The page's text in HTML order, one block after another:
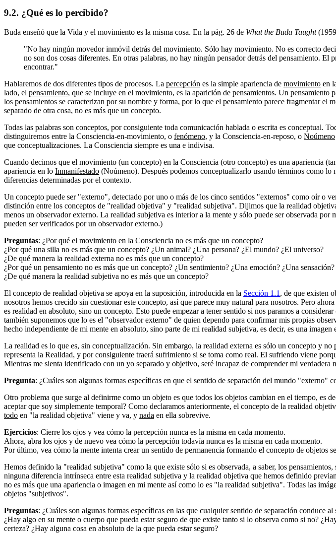
9.2. ¿Qué es lo percibido?
Buda enseñó que la Vida y el movimiento es la misma cosa. En la pág. 26 de What the Buda Taught
"No hay ningún movedor inmóvil detrás del movimiento. Sólo hay movimiento. No es correcto
no son dos cosas diferentes. En otras palabras, no hay ningún pensador detrás del pensamiento.
encontrar."
Hablaremos de dos diferentes tipos de procesos. La percepción es la simple apariencia de movimiento en
lado, el pensamiento, que se incluye en el movimiento, es la aparición de pensamientos. Un
los pensamientos se caracterizan por su nombre y forma, por lo que el pensamiento parece fragmentar el
separado de otra cosa, no es más que un concepto.
Todas las palabras son conceptos, por consiguiente toda comunicación hablada o escrita es conceptual.
distinguiremos entre la Consciencia-en-movimiento, o fenómeno, y la Consciencia-en-reposo, o Noúmeno
que conceptualizaciones. La Consciencia siempre es una e indivisa.
Cuando decimos que el movimiento (un concepto) en la Consciencia (otro concepto) es una apariencia
apariencia en lo Inmanifestado (Noúmeno). Después podemos conceptualizarlo usando términos como
diferencias determinadas por el contexto.
Un concepto puede ser "externo", detectado por uno o más de los cinco sentidos "externos" como oír o
distinción entre los conceptos de "realidad objetiva" y "realidad subjetiva". Dijimos que la realidad
menos un observador externo. La realidad subjetiva es interior a la mente y sólo puede ser observada
pueden ser verificados por un observador externo.)
Preguntas: ¿Por qué el movimiento en la Consciencia no es más que un concepto?
¿Por qué una silla no es más que un concepto? ¿Un animal? ¿Una persona? ¿El mundo? ¿El universo?
¿De qué manera la realidad externa no es más que un concepto?
¿Por qué un pensamiento no es más que un concepto? ¿Un sentimiento? ¿Una emoción? ¿Una sensación?
¿De qué manera la realidad subjetiva no es más que un concepto?
El concepto de realidad objetiva se apoya en la suposición, introducida en la Sección 1.1 , de que existen
nosotros hemos crecido sin cuestionar este concepto, así que parece muy natural para nosotros. Pero
es realidad en absoluto, sino un concepto. Esto puede empezar a tener sentido si nos paramos a
también suponemos que lo es el "observador externo" de quien dependo para confirmar mis propias
hecho independiente de mi mente en absoluto, sino parte de mi realidad subjetiva, es decir, es una imagen
La realidad es lo que es, sin conceptualización. Sin embargo, la realidad externa es sólo un concepto y
representa la Realidad, y por consiguiente traerá sufrimiento si se toma como real. El sufriendo viene
Mientras me sienta identificado con un yo separado y objetivo, seré incapaz de comprender mi verdadera
Pregunta: ¿Cuáles son algunas formas específicas en que el sentido de separación del mundo "externo"
Otro problema que surge al definirme como un objeto es que todos los objetos cambian en el tiempo, es
aceptar que soy simplemente temporal? Como declaramos anteriormente, el concepto de la realidad
todo en "la realidad objetiva" viene y va, y nada en ella sobrevive.
Ejercicios: Cierre los ojos y vea cómo la percepción nunca es la misma en cada momento.
Ahora, abra los ojos y de nuevo vea cómo la percepción todavía nunca es la misma en cada momento.
Por último, vea cómo la mente intenta crear un sentido de permanencia formando el concepto de objetos
Hemos definido la "realidad subjetiva" como la que existe sólo si es observada, a saber, los
ninguna diferencia intrínseca entre esta realidad subjetiva y la realidad objetiva que hemos definido
no es más que una apariencia o imagen en mi mente así como lo es "la realidad subjetiva". Todas las
objetos "subjetivos".
Preguntas: ¿Cuáles son algunas formas específicas en las que cualquier sentido de separación conduce
¿Hay algo en su mente o cuerpo que pueda estar seguro de que existe tanto si lo observa como si no?
certeza? ¿Hay alguna cosa en absoluto de la que pueda estar seguro?